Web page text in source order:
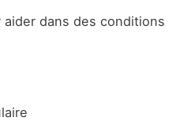
dans des conditions